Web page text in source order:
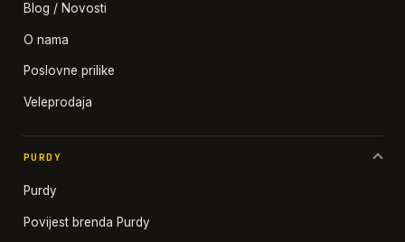
Blog / Novosti
O nama
Poslovne prilike
Veleprodaja
PURDY
Purdy
Povijest brenda Purdy